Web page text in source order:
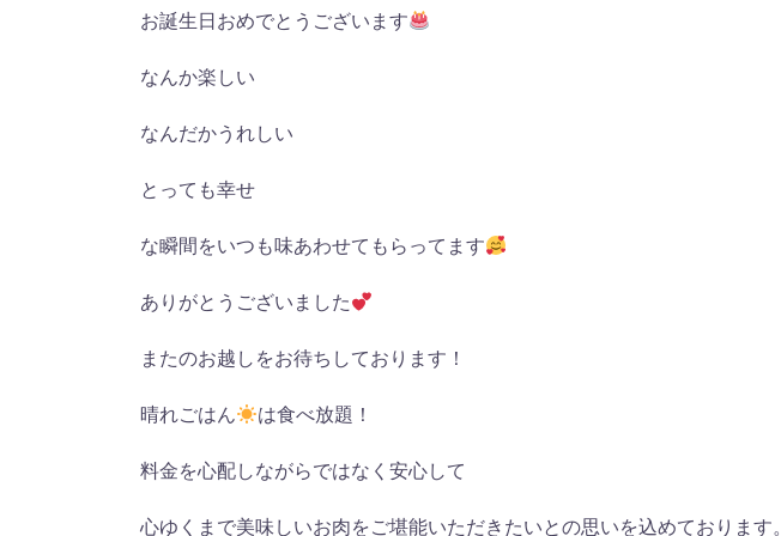
お誕生日おめでとうございます
なんか楽しい
なんだかうれしい
とっても幸せ
な瞬間をいつも味あわせてもらってます
ありがとうございました
またのお越しをお待ちしております！
晴れごはん は食べ放題 ！
料金を心配しながらではなく安心して
心ゆくまで美味しいお肉をご堪能いただきたいとの思いを込めております。